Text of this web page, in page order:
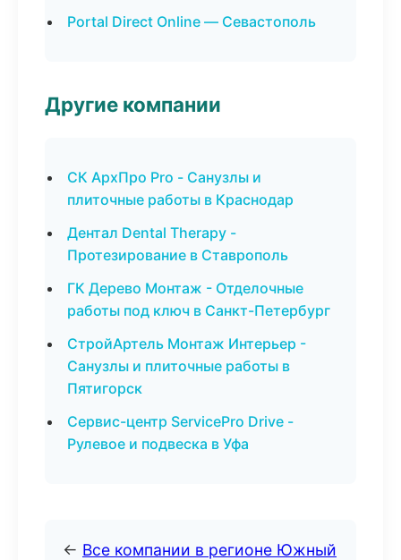
Portal Direct Online — Севастополь
Другие компании
СК АрхПро Pro - Санузлы и
плиточные работы в Краснодар
Дентал Dental Therapy -
Протезирование в Ставрополь
ГК Дерево Монтаж - Отделочные
работы под ключ в Санкт-Петербург
СтройАртель Монтаж Интерьер -
Санузлы и плиточные работы в
Пятигорск
Сервис-центр ServicePro Drive -
Рулевое и подвеска в Уфа
← Все компании в регионе Южный